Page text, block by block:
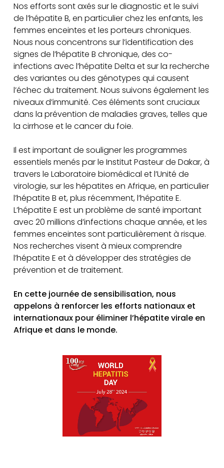
Nos efforts sont axés sur le diagnostic et le suivi
de l’hépatite B, en particulier chez les enfants, les
femmes enceintes et les porteurs chroniques.
Nous nous concentrons sur l’identification des
signes de l’hépatite B chronique, des co-
infections avec l’hépatite Delta et sur la recherche
des variantes ou des génotypes qui causent
l’échec du traitement. Nous suivons également les
niveaux d’immunité. Ces éléments sont cruciaux
dans la prévention de maladies graves, telles que
la cirrhose et le cancer du foie.
Il est important de souligner les programmes
essentiels menés par le Institut Pasteur de Dakar, à
travers le Laboratoire biomédical et l’Unité de
virologie, sur les hépatites en Afrique, en particulier
l’hépatite B et, plus récemment, l’hépatite E.
L’hépatite E est un problème de santé important
avec 20 millions d’infections chaque année, et les
femmes enceintes sont particulièrement à risque.
Nos recherches visent à mieux comprendre
l’hépatite E et à développer des stratégies de
prévention et de traitement.
En cette journée de sensibilisation, nous
appelons à renforcer les efforts nationaux et
internationaux pour éliminer l’hépatite virale en
Afrique et dans le monde.